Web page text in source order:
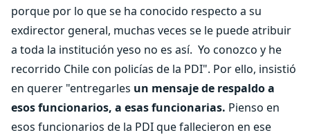
porque por lo que se ha conocido respecto a su
exdirector general, muchas veces se le puede atribuir
a toda la institución yeso no es así. Yo conozco y he
recorrido Chile con policías de la PDI". Por ello, insistió
en querer "entregarles un mensaje de respaldo a
esos funcionarios, a esas funcionarias. Pienso en
esos funcionarios de la PDI que fallecieron en ese